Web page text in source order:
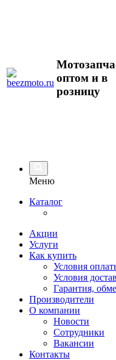
оптом и в
розницу
Меню
Каталог
Акции
Услуги
Как купить
Условия
Условия
Гарантия,
Производители
О компании
Новости
Сотрудники
Вакансии
Контакты